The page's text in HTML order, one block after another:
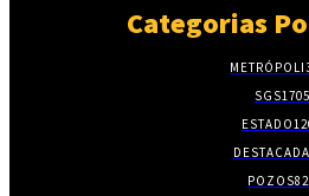
Categorias
METRÓPOLI
SGS1705
ESTADO
DESTACADA
POZOS